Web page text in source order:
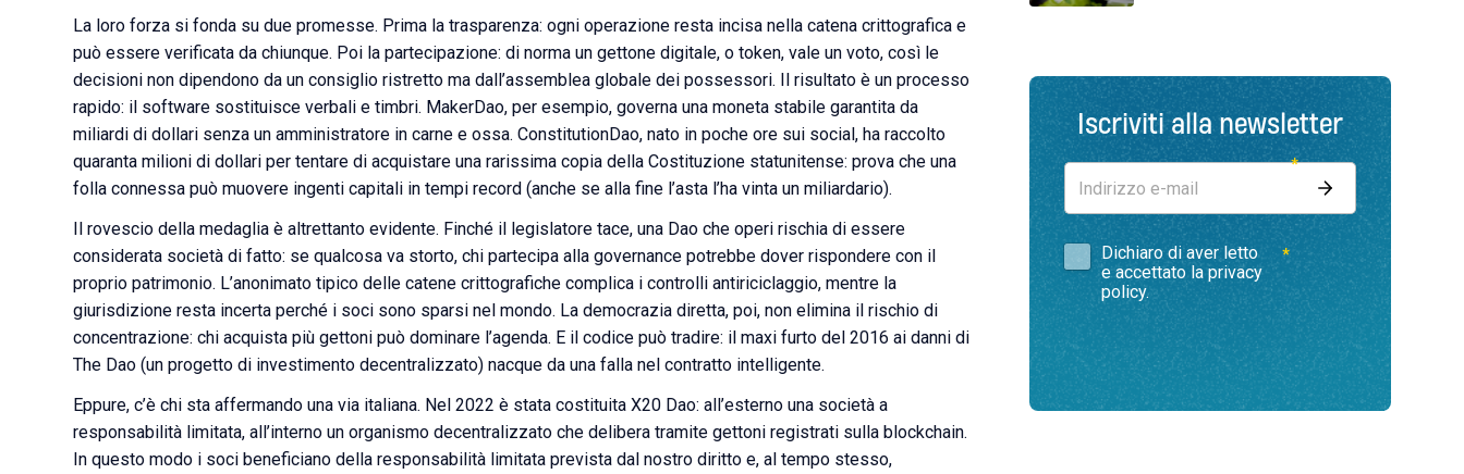
La loro forza si fonda su due promesse. Prima la trasparenza: ogni operazione resta incisa nella catena crittografica e
può essere verificata da chiunque. Poi la partecipazione: di norma un gettone digitale, o token, vale un voto, così le
decisioni non dipendono da un consiglio ristretto ma dall’assemblea globale dei possessori. Il risultato è un processo
rapido: il software sostituisce verbali e timbri. MakerDao, per esempio, governa una moneta stabile garantita da
miliardi di dollari senza un amministratore in carne e ossa. ConstitutionDao, nato in poche ore sui social, ha raccolto
quaranta milioni di dollari per tentare di acquistare una rarissima copia della Costituzione statunitense: prova che una
folla connessa può muovere ingenti capitali in tempi record (anche se alla fine l’asta l’ha vinta un miliardario).
Il rovescio della medaglia è altrettanto evidente. Finché il legislatore tace, una Dao che operi rischia di essere
considerata società di fatto: se qualcosa va storto, chi partecipa alla governance potrebbe dover rispondere con il
proprio patrimonio. L’anonimato tipico delle catene crittografiche complica i controlli antiriciclaggio, mentre la
giurisdizione resta incerta perché i soci sono sparsi nel mondo. La democrazia diretta, poi, non elimina il rischio di
concentrazione: chi acquista più gettoni può dominare l’agenda. E il codice può tradire: il maxi furto del 2016 ai danni di
The Dao (un progetto di investimento decentralizzato) nacque da una falla nel contratto intelligente.
Eppure, c’è chi sta affermando una via italiana. Nel 2022 è stata costituita X20 Dao: all’esterno una società a
responsabilità limitata, all’interno un organismo decentralizzato che delibera tramite gettoni registrati sulla blockchain.
In questo modo i soci beneficiano della responsabilità limitata prevista dal nostro diritto e, al tempo stesso,
di ortaggi resistenti agli ambienti
dell’agricoltura terrestre passa
anche dallo spazio
Iscriviti alla newsletter